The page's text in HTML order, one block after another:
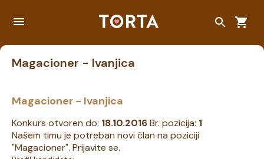
Magacioner - Ivanjica
Magacioner - Ivanjica
Konkurs otvoren do: 18.10.2016Br. pozicija: 1
Našem timu je potreban novi član na poziciji
"Magacioner". Prijavite se.